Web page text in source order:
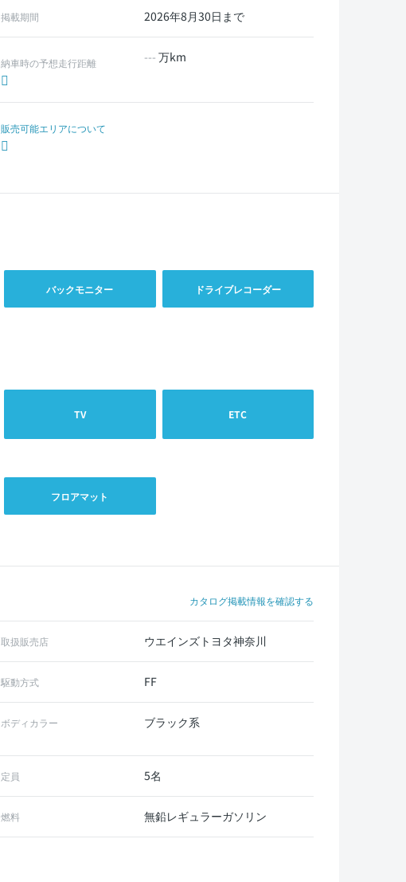
掲載期間 2026年8月30日まで
納車時の予想走行距離 --- 万km
販売可能エリアについて
バックモニター ドライブレコーダー
TV ETC
フロアマット
カタログ掲載情報を確認する
取扱販売店 ウエインズトヨタ神奈川
駆動方式 FF
ボディカラー ブラック系
定員 5名
燃料 無鉛レギュラーガソリン